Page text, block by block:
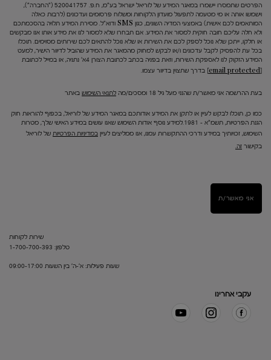
הפרטים שתמסרו יישמרו במאגר המידע של לוריאל ישראל בע"מ, ח.פ. 520041757 ("החברה"),
וישמשו אותה או מי מטעמה לתפעול מועדון הלקוחות ומשלוח פרסומים ועדכונים (לרבות כאלה
המותאמים לכם אישית) באמצעי המדיה השונים, כגון SMS ודוא"ל. מסירת המידע תלויה בהסכמתכם
ולא חלה עליכם חובה חוקית למסור את המידע. אם תבחרו שלא למסור לנו את מידע אותו אנו מבקשים
או חלקו, ייתכן שלא נוכל לספק לכם את השירות או שלא נוכל להתאים לכם שירותים מסוימים. תוכלו
בכל עת להפסיק לקבל עדכונים ו/או לבקש למחוק מהמאגר את המידע שהוביל לדיוור הישיר, למעט
המידע הזקוק לנו לאספקת השירות, וזאת בפניה בכתב לכתובת הצורן 4א' נתניה, או במייל לכתובת
[email protected]
בדרך שתצוין בדיוור עצמו.
בעת ההרשמה אני מאשר/ת שהנני מעל גיל 18 ומסכים/מה לתנאי השימוש באתר
כמו כן, תוכלו לבקש לעיין או לתקן את המידע אודותכם במאגר המידע של לוריאל, בכפוף להוראות חוק
הגנת הפרטיות, תשמ"א – 1981.למידע נוסף אודות השימוש שאנו עושים במידע האישי שלך, מטרות
השימוש, זכויותיך במידע ודרכי ההתקשרות עמנו, אנו ממליצים לעיין במדיניות הפרטיות של לוריאל
בקישור זה.
אני מאשר/ת
שירות לקוחות
טלפון: 1-700-700-393
שעות פעילות: א'-ה' בין השעות 09:00-17:00
עקבי אחרינו